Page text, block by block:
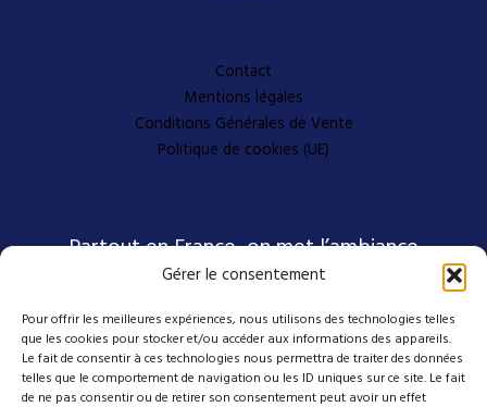
Gérer le consentement
Pour offrir les meilleures expériences, nous utilisons des technologies telles
que les cookies pour stocker et/ou accéder aux informations des appareils.
Le fait de consentir à ces technologies nous permettra de traiter des données
telles que le comportement de navigation ou les ID uniques sur ce site. Le fait
de ne pas consentir ou de retirer son consentement peut avoir un effet
Contact
Mentions légales
Conditions Générales de Vente
Politique de cookies (UE)
Partout en France, on met l’ambiance
Nos coordonnées
4 avenue Emmanuel D'Alzon